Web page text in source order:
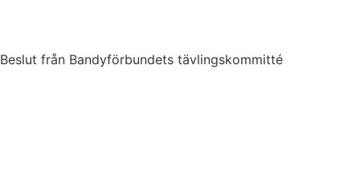
Beslut från Bandyförbundets tävlingskommitté